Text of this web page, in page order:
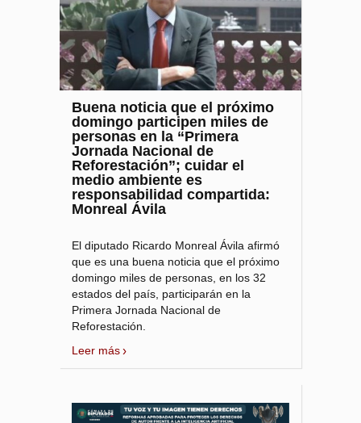
Buena noticia que el próximo
domingo participen miles de
personas en la “Primera
Jornada Nacional de
Reforestación”; cuidar el
medio ambiente es
responsabilidad compartida:
Monreal Ávila
El diputado Ricardo Monreal Ávila afirmó
que es una buena noticia que el próximo
domingo miles de personas, en los 32
estados del país, participarán en la
Primera Jornada Nacional de
Reforestación.
Leer más